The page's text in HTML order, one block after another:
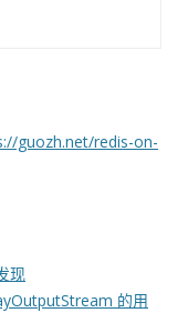
guozh.net/redis-on-
现
的用